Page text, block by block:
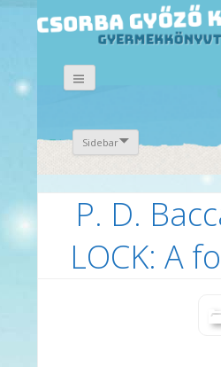
Sidebar
P. D.
LOCK: A